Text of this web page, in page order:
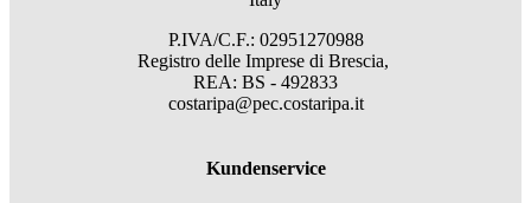
P.IVA/C.F.: 02951270988
Registro delle Imprese di Brescia,
REA: BS - 492833
costaripa@pec.costaripa.it
Kundenservice